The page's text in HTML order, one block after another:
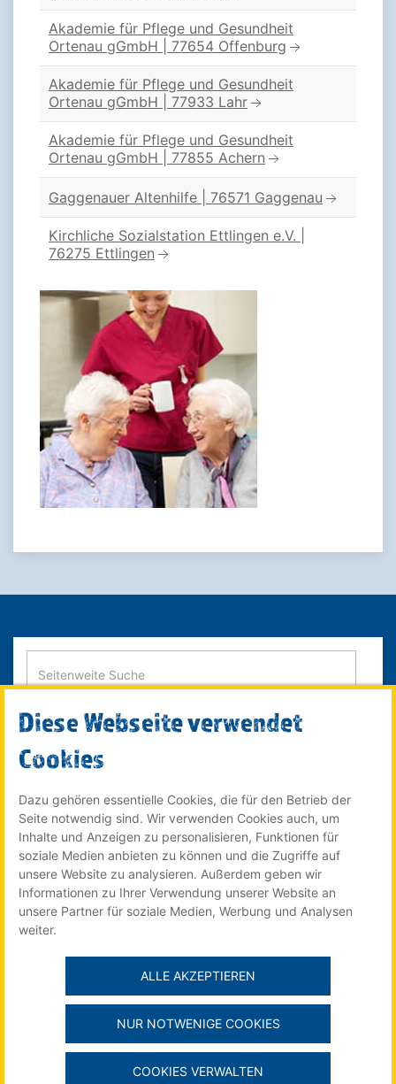
Akademie für Pflege und Gesundheit
Ortenau gGmbH | 77654 Offenburg
Akademie für Pflege und Gesundheit
Ortenau gGmbH | 77933 Lahr
Akademie für Pflege und Gesundheit
Ortenau gGmbH | 77855 Achern
Gaggenauer Altenhilfe | 76571 Gaggenau
Kirchliche Sozialstation Ettlingen e.V. |
76275 Ettlingen
SUCHE STARTEN
© 2022 Röser MEDIA GmbH & Co. KG - ein Unternehmen im
Röser Medienhaus
Der Stellenmarkt für Auszubildende online auf:
Impressum
Datenschutzerklärung
Mediadaten Online
Diese Webseite verwendet
Cookies
Dazu gehören essentielle Cookies, die für den Betrieb der
Seite notwendig sind. Wir verwenden Cookies auch, um
Inhalte und Anzeigen zu personalisieren, Funktionen für
soziale Medien anbieten zu können und die Zugriffe auf
unsere Website zu analysieren. Außerdem geben wir
Informationen zu Ihrer Verwendung unserer Website an
unsere Partner für soziale Medien, Werbung und Analysen
weiter.
ALLE AKZEPTIEREN
NUR NOTWENIGE COOKIES
COOKIES VERWALTEN